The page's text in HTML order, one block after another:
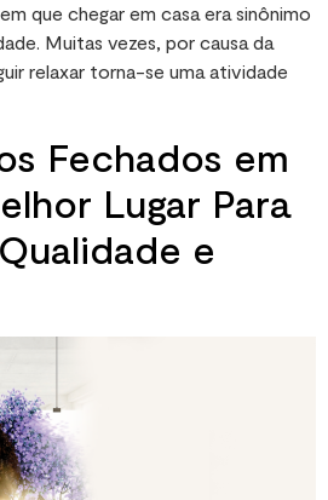
que chegar em casa era sinônimo
Muitas vezes, por causa da
relaxar torna-se uma atividade
Fechados em
Lugar Para
e